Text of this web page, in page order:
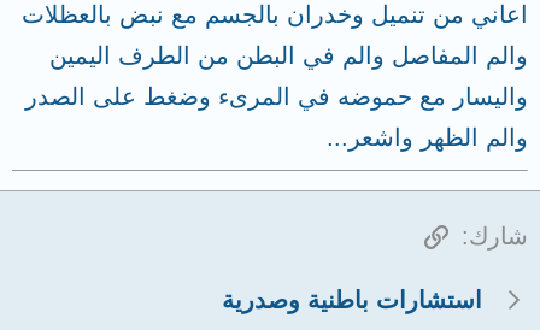
اعاني من تنميل وخدران بالجسم مع نبض بالعظلات
والم المفاصل والم في البطن من الطرف اليمين
واليسار مع حموضه في المرىء وضغط على الصدر
والم الظهر واشعر...
شارك: الرابط
استشارات باطنية وصدرية